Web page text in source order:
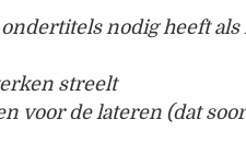
nodig heeft als
streelt
voor de lateren (dat